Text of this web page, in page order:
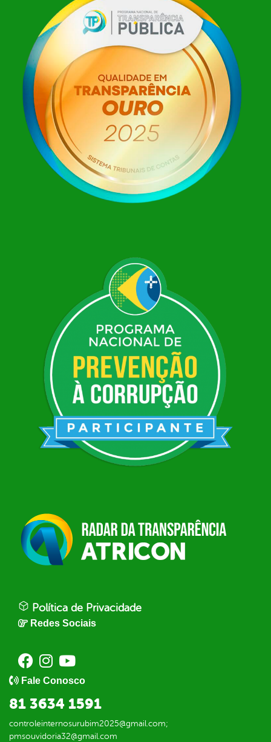
Política de Privacidade
Redes Sociais
Fale Conosco
81 3634 1591
controleinternosurubim2025@gmail.com;
pmsouvidoria32@gmail.com